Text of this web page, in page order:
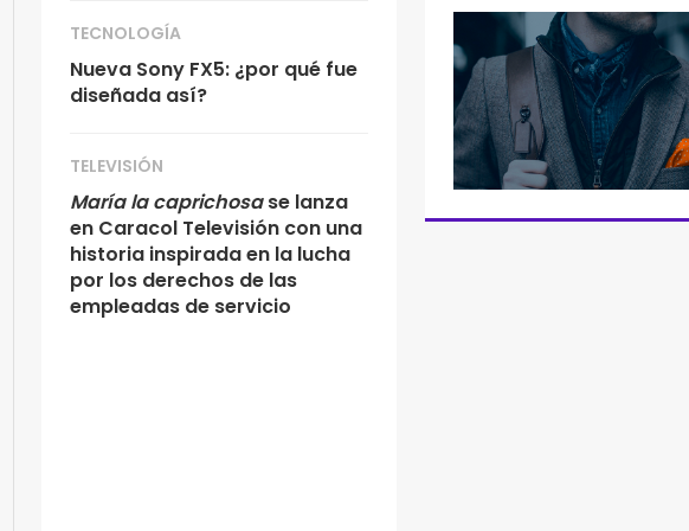
TECNOLOGÍA
Nueva Sony FX5: ¿por qué fue
diseñada así?
TELEVISIÓN
María la caprichosase lanza
en Caracol Televisión con una
historia inspirada en la lucha
por los derechos de las
empleadas de servicio